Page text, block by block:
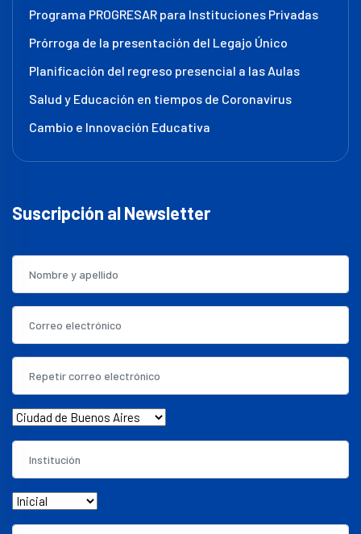
Programa PROGRESAR para Instituciones Privadas
Prórroga de la presentación del Legajo Único
Planificación del regreso presencial a las Aulas
Salud y Educación en tiempos de Coronavirus
Cambio e Innovación Educativa
Suscripción al Newsletter